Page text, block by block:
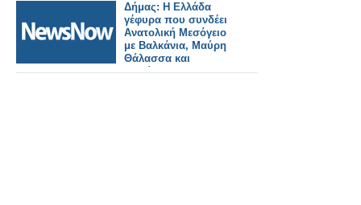
Δήμας: Η Ελλάδα
γέφυρα που συνδέει
Ανατολική Μεσόγειο
με Βαλκάνια, Μαύρη
Θάλασσα και
Ευρώπη.